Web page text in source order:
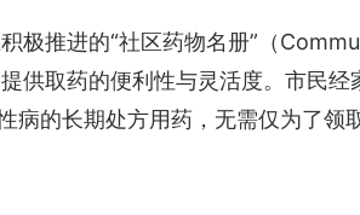
极推进的“社区药物名册”（
供取药的便利性与灵活度。市民经
病的长期处方用药，无需仅为了领